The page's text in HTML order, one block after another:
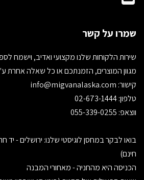
שמרו על קשר
שירות הלקוחות שלנו מקצועי ואדיב, וישמח
מגוון המוצרים, הזמנתכם או כל שאלה אחרת
קישור:
טלפון: 02-673-1444
ווצאפ: 055-339-0255
חינם)
הכניסה היא מהחניה - מאחורי המבנה